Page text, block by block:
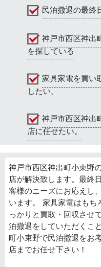
民泊撤退の最終
神戸市西区神出
を探している
家具家電を買い
したい。
神戸市西区神出
店に任せたい。
神戸市西区神出町小束野
店が解決致します。最終
客様のニーズにお応えし
います。 家具家電はもち
っかりと買取・回収させ
泊撤退をしていただくこ
町小束野で民泊撤退をお
店までお任せ下さい！